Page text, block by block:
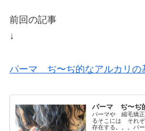
前回の記事
↓
パーマ ぢ〜ぢ的なアルカリの
パーマ ぢ〜ぢ
パーマや 縮毛矯
るそこには それ
存在する。。。パ